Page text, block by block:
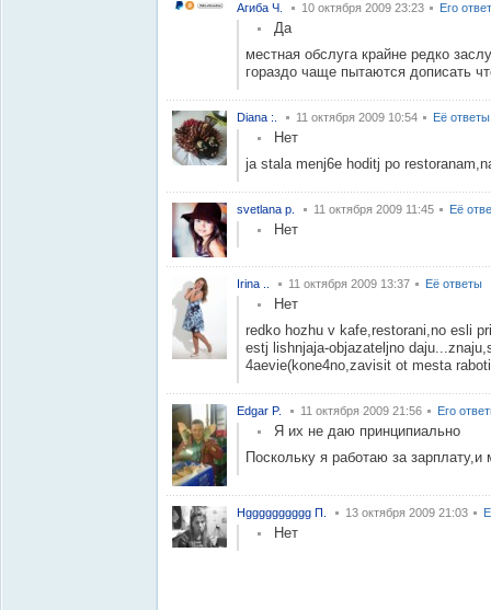
Агиба Ч. 10 октября 2009 23:23 Его
Да
местная обслуга крайне редко
гораздо чаще пытаются дописать
Diana :. 11 октября 2009 10:54 Её ответы
Нет
ja stala menj6e hoditj po
svetlana p. 11 октября 2009 11:45 Её
Нет
Irina .. 11 октября 2009 13:37 Её ответы
Нет
redko hozhu v kafe,restorani,no esli
estj lishnjaja-objazateljno
4aevie(kone4no,zavisit ot mesta
Edgar P. 11 октября 2009 21:56 Его
Я их не даю принципиально
Поскольку я работаю за
Нgggggggggg П. 13 октября 2009 21:03
Нет